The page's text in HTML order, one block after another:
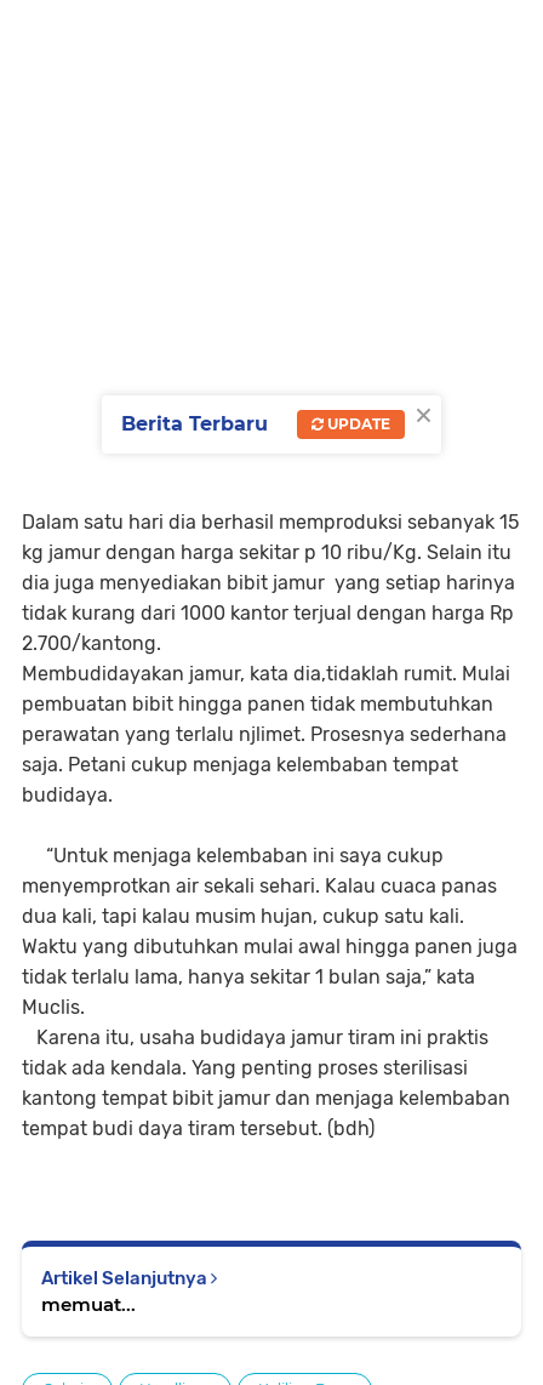
Dalam satu hari dia berhasil memproduksi sebanyak 15
kg jamur dengan harga sekitar p 10 ribu/Kg. Selain itu
dia juga menyediakan bibit jamur yang setiap harinya
tidak kurang dari 1000 kantor terjual dengan harga Rp
2.700/kantong.
Membudidayakan jamur, kata dia,tidaklah rumit. Mulai
pembuatan bibit hingga panen tidak membutuhkan
perawatan yang terlalu njlimet. Prosesnya sederhana
saja. Petani cukup menjaga kelembaban tempat
budidaya.
“Untuk menjaga kelembaban ini saya cukup
menyemprotkan air sekali sehari. Kalau cuaca panas
dua kali, tapi kalau musim hujan, cukup satu kali.
Waktu yang dibutuhkan mulai awal hingga panen juga
tidak terlalu lama, hanya sekitar 1 bulan saja,” kata
Muclis.
Karena itu, usaha budidaya jamur tiram ini praktis
tidak ada kendala. Yang penting proses sterilisasi
kantong tempat bibit jamur dan menjaga kelembaban
tempat budi daya tiram tersebut. (bdh)
Artikel Selanjutnya
memuat...
×
Berita Terbaru UPDATE